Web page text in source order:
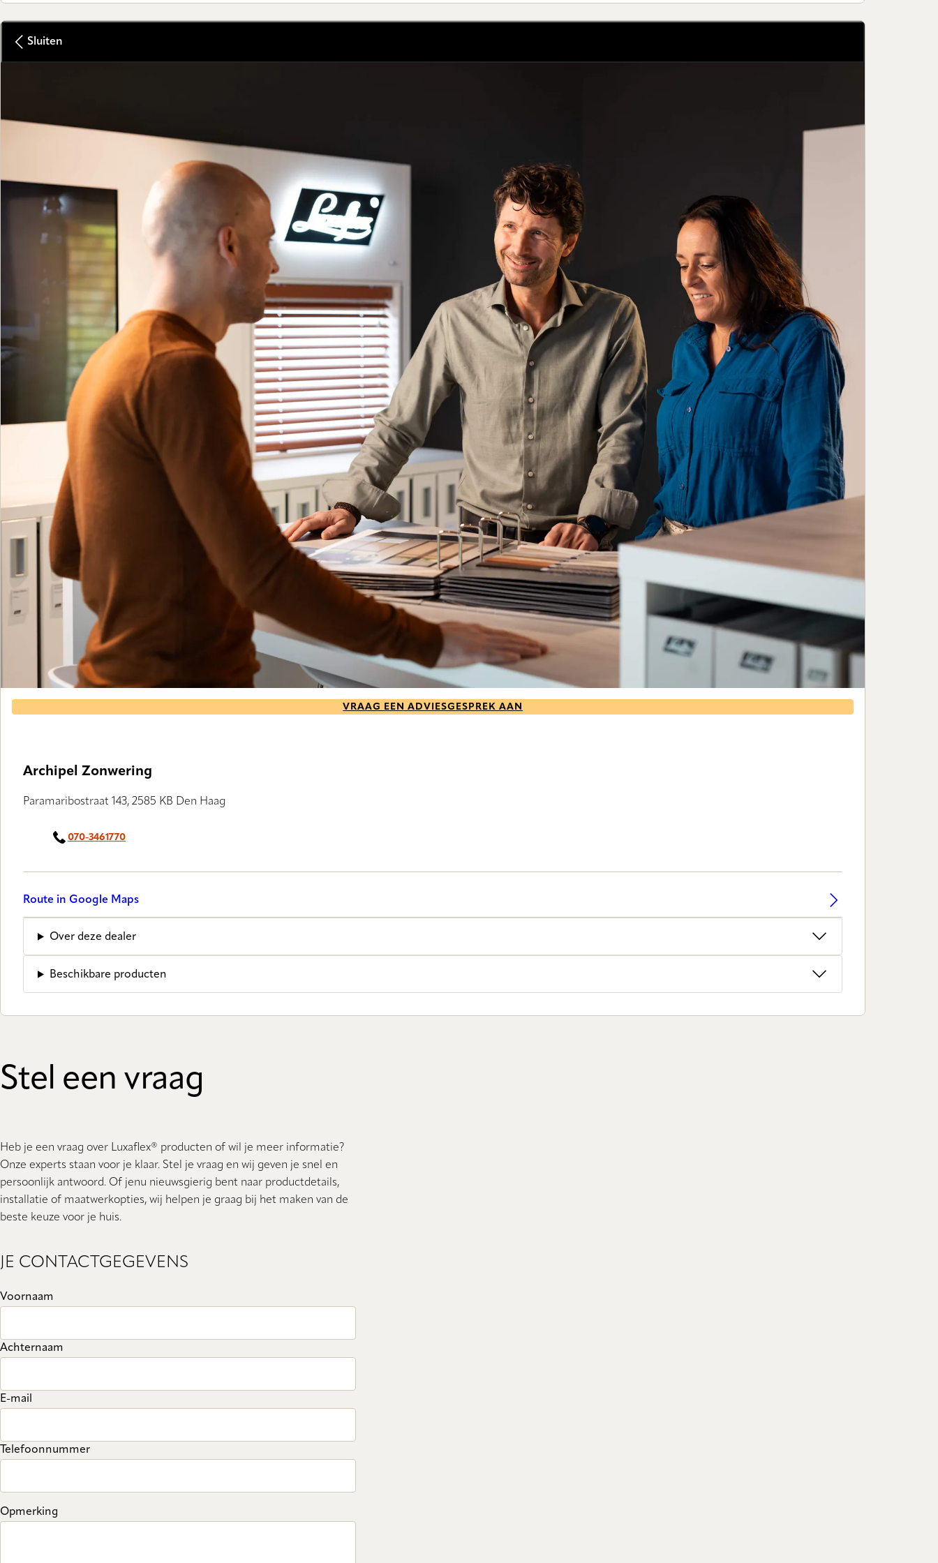
Sluiten
VRAAG EEN ADVIESGESPREK AAN
Archipel Zonwering
Paramaribostraat 143, 2585 KB Den Haag
070-3461770
Route in Google Maps
Over deze dealer
Beschikbare producten
Stel een vraag
Heb je een vraag over Luxaflex® producten of wil je meer informatie?
Onze experts staan ​​voor je klaar. Stel je vraag en wij geven je snel en
persoonlijk antwoord. Of jenu nieuwsgierig bent naar productdetails,
installatie of maatwerkopties, wij helpen je graag bij het maken van de
beste keuze voor je huis.
JE CONTACTGEGEVENS
Voornaam
Achternaam
E-mail
Telefoonnummer
Opmerking